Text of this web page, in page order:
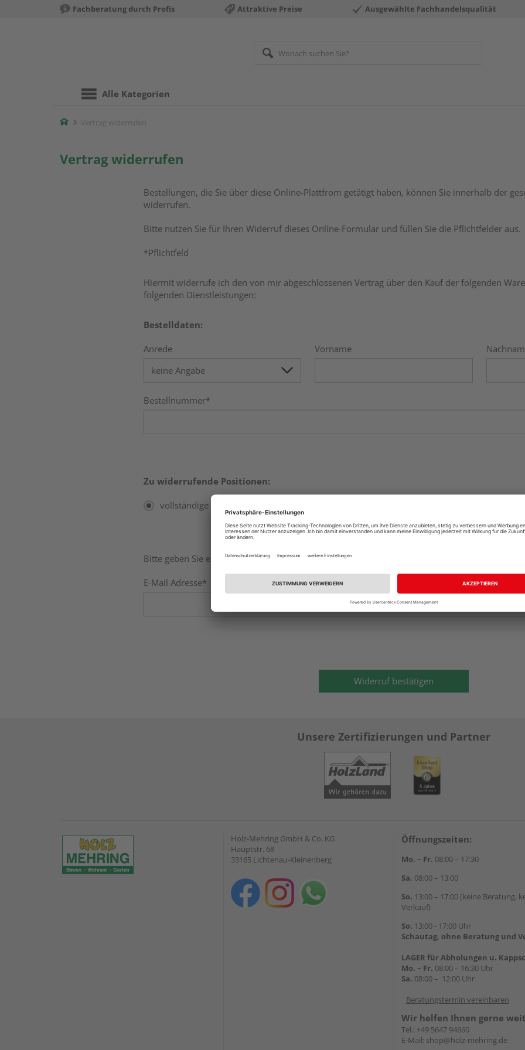
Fachberatung durch Profis Attraktive Preise Ausgewählte Fachhandelsqualität
Alle Kategorien
Home
Vertrag widerrufen
Bestellungen, die Sie über diese Online-Plattfrom getätigt haben, können Sie innerhalb der
widerrufen.
Bitte nutzen Sie für Ihren Widerruf dieses Online-Formular und füllen Sie die Pflichtfelder aus.
*Pflichtfeld
Hiermit widerrufe ich den von mir abgeschlossenen Vertrag über den Kauf der folgenden
folgenden Dienstleistungen:
Bestelldaten:
Anrede Vorname
Bestellnummer*
Zu widerrufende Positionen:
vollständige Bestellung
Bitte geben Sie eine E-Mail-Adresse an, an die wir Ihnen die Eingangsbestätigung senden
E-Mail Adresse*
Widerruf bestätigen
Unsere Zertifizierungen und Partner
Holz-Mehring GmbH & Co. KG
Hauptstr. 68
33165 Lichtenau-Kleinenberg
Öffnungszeiten:
Mo. – Fr. 08:00 – 17:30
Sa. 08:00 – 13:00
So. 13:00 – 17:00 (keine Beratung,
Verkauf)
So. 13:00 - 17:00 Uhr
Schautag, ohne Beratung und
LAGER für Abholungen u.
Mo. – Fr. 08:00 – 16:30 Uhr
Sa. 08:00 – 12:00 Uhr
Beratungstermin vereinbaren
Wir helfen Ihnen gerne
Tel.: +49 5647 94660
E-Mail: shop@holz-mehring.de